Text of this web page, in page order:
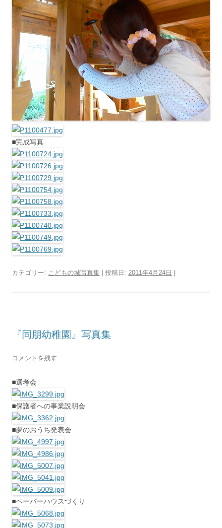
■完成写真
カテゴリー: こどもの城写真集 | 投稿日: 2011年4月24日
『同朋幼稚園』写真集
コメントを残す
■選考会
■保護者への事業説明会
■夢のおうち発表会
■ペーパーハウスづくり